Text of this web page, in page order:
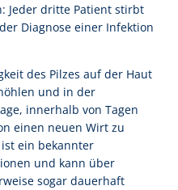
Jeder dritte Patient stirbt
Diagnose einer Infektion
des Pilzes auf der Haut
und in der
innerhalb von Tagen
einen neuen Wirt zu
ein bekannter
und kann über
sogar dauerhaft